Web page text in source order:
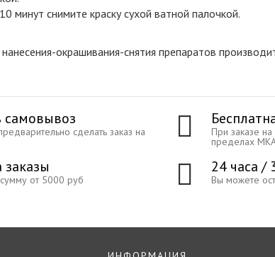
минут снимите краску сухой ватной палочкой.
окрашивания-снятия препаратов
самовывоз
сделать заказ на При заказе
пределах
заказы
от 5000 руб
24 часа /
Вы можете